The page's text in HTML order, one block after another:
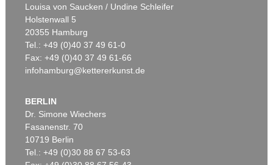
Louisa von Saucken / Undine Schleifer
Holstenwall 5
20355 Hamburg
Tel.: +49 (0)40 37 49 61-0
Fax: +49 (0)40 37 49 61-66
infohamburg@kettererkunst.de
BERLIN
Dr. Simone Wiechers
Fasanenstr. 70
10719 Berlin
Tel.: +49 (0)30 88 67 53-63